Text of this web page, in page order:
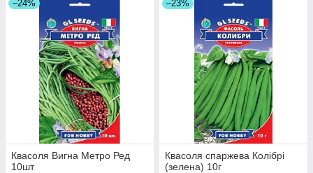
–24%
Квасоля Вигна Метро Ред
10шт
–23%
Квасоля спаржева Колібрі
(зелена) 10г